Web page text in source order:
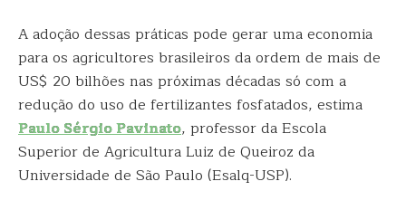
A adoção dessas práticas pode gerar uma economia
para os agricultores brasileiros da ordem de mais de
US$ 20 bilhões nas próximas décadas só com a
redução do uso de fertilizantes fosfatados, estima
Paulo Sérgio Pavinato, professor da Escola
Superior de Agricultura Luiz de Queiroz da
Universidade de São Paulo (Esalq-USP).